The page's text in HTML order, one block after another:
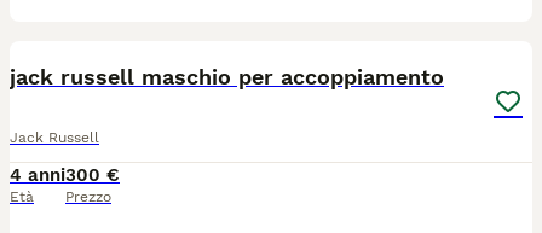
jack russell maschio per accoppiamento
Jack Russell
4 anni
Età
300 €
Prezzo